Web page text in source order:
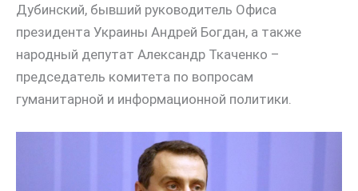
Дубинский, бывший руководитель Офиса
президента Украины Андрей Богдан, а также
народный депутат Александр Ткаченко –
председатель комитета по вопросам
гуманитарной и информационной политики.